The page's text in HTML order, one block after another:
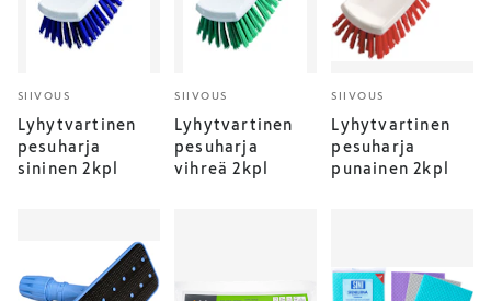
SIIVOUS
Lyhytvartinen
pesuharja
sininen 2kpl
SIIVOUS
Lyhytvartinen
pesuharja
vihreä 2kpl
SIIVOUS
Lyhytvartinen
pesuharja
punainen 2kpl